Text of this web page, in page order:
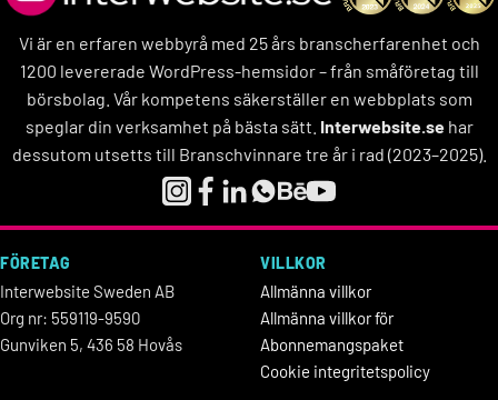
Vi är en erfaren webbyrå med 25 års branscherfarenhet och
1200 levererade WordPress-hemsidor – från småföretag till
börsbolag. Vår kompetens säkerställer en webbplats som
speglar din verksamhet på bästa sätt. Interwebsite.sehar
dessutom utsetts till Branschvinnare tre år i rad (2023–2025).
FÖRETAG
Interwebsite Sweden AB
Org nr: 559119-9590
Gunviken 5, 436 58 Hovås
VILLKOR
Allmänna villkor
Allmänna villkor för
Abonnemangspaket
Cookie integritetspolicy